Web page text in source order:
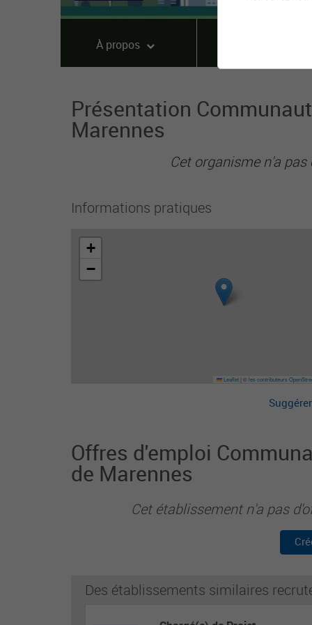
À propos
Présentation
Marennes
Cet organisme n'a
Informations pratiques
+
−
Leaflet ©les contributeurs
Offres d'emploi
de Marennes
Cet établissement n'a pas
Des établissements similaires